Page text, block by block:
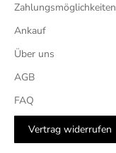
Zahlungsmöglichkeiten
Ankauf
Über uns
AGB
FAQ
Vertrag widerrufen